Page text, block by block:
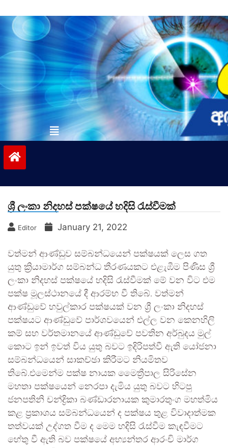
to
contentvinivida.lk
ශ්‍රී ලංකා නිදහස් පක්ෂයේ හදිසි රැස්වීමක්
Editor January 21, 2022
වත්මන් ආණ්ඩුව සම්බන්ධයෙන් පක්ෂයක් ලෙස ගත
යුතු ක්‍රියාමාර්ග සම්බන්ධ තීරණයකට එළැඹීම පිණිස ශ්‍රී
ලංකා නිදහස් පක්ෂයේ හදිසි රැස්වීමක් මේ වන විට එම
පක්ෂ මූලස්ථානයේ දී ආරම්භ වී තිබේ. වත්මන්
ආණ්ඩුවේ හවුල්කාර පක්ෂයක් වන ශ්‍රී ලංකා නිදහස්
පක්ෂයට ආණ්ඩුවේ පාර්ශවයෙන් එල්ල වන කෙනහිලි
කම් සහ වර්තමානයේ ආණ්ඩුවේ පවතින අර්බුදය මුල්
කොට ඉන් ඉවත් විය යුතු බවට ඉදිරිපත්වී ඇති යෝජනා
සම්බන්ධයෙන් සාකච්ඡා කිරීමට නියමිතව
තිබේ.එමෙන්ම පක්ෂ නායක මෛත්‍රීපාල සිරිසේන
මහතා පක්ෂයෙන් නෙරපා දැමිය යුතු බවට හිටපු
ජනපතිනි චන්ද්‍රිකා බණ්ඩාරනායක කුමාරතුංග මහත්මිය
කළ ප්‍රකාශය සම්බන්ධයෙන් ද පක්ෂය තුළ විවාදාත්මක
තත්වයක් උද්ගත වීම ද මෙම හදිසි රැස්වීම කැඳවීමට
හේතු වී ඇති බව පක්ෂයේ අභ්‍යන්තර ආරංචි මාර්ග